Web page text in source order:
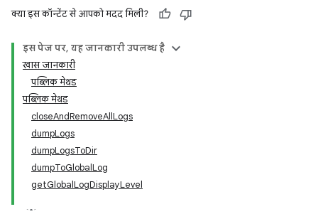
क्या इस कॉन्टेंट से आपको मदद मिली?
इस पेज पर, यह जानकारी उपलब्ध है
खास जानकारी
पब्लिक मेथड
पब्लिक मेथड
closeAndRemoveAllLogs
dumpLogs
dumpLogsToDir
dumpToGlobalLog
getGlobalLogDisplayLevel